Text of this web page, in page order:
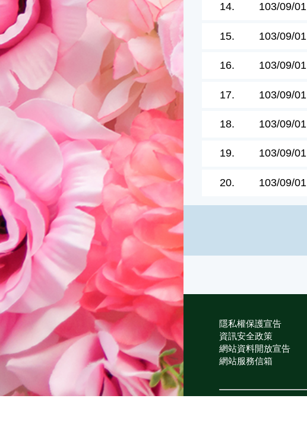
14. 103/09/01
15. 103/09/01
16. 103/09/01
17. 103/09/01
18. 103/09/01
19. 103/09/01
20. 103/09/01
隱私權保護宣告
資訊安全政策
網站資料開放宣告
網站服務信箱